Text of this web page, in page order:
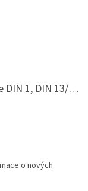
Barvící páska pro psací stroje DIN 1, DIN 13/10, LAND, PA červenočerná
o nových